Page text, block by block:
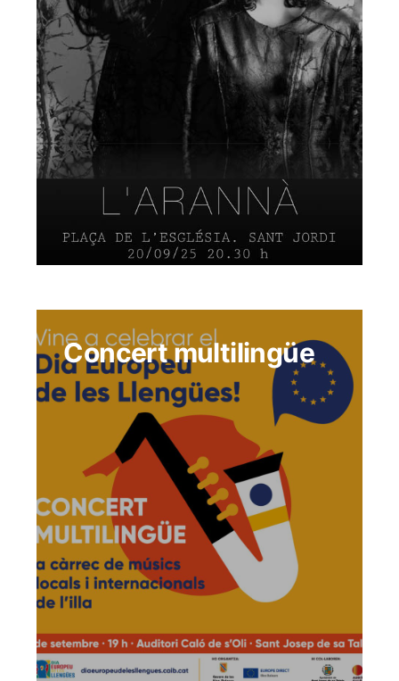
Concert multilingüe